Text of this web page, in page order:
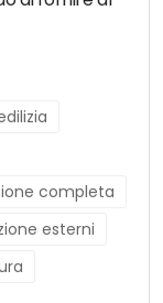
completa
esterni